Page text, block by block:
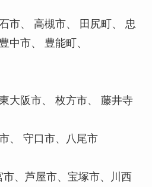
市、 高槻市、 田尻町、 忠
中市、 豊能町、
大阪市、 枚方市、 藤井寺
、 守口市、八尾市
市、芦屋市、宝塚市、川西